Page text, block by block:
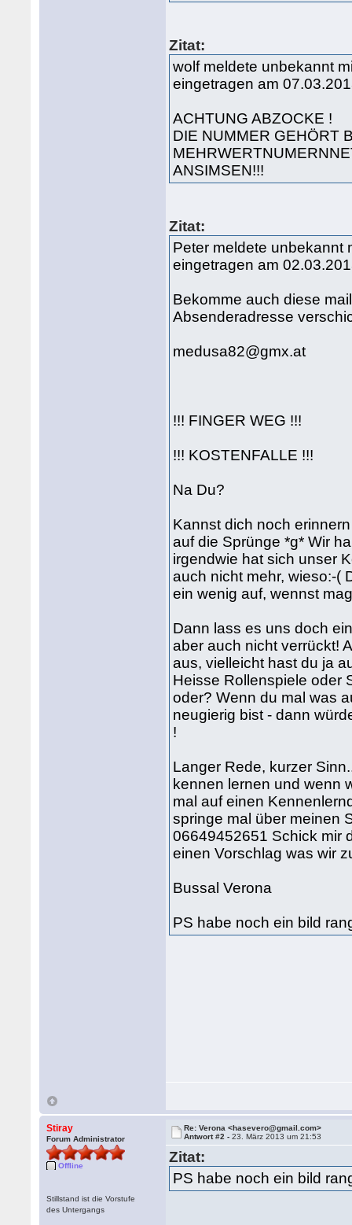
Zitat:
wolf meldete unbekannt
eingetragen am
ACHTUNG ABZOCKE !
DIE NUMMER GEHÖRT
ANSIMSEN!!!
Zitat:
Peter meldete unbekannt
eingetragen am
Bekomme auch diese
Absenderadresse
medusa82@gmx.at
!!! FINGER WEG !!!
!!! KOSTENFALLE !!!
Na Du?
Kannst dich noch
auf die Sprünge *g* Wir
irgendwie hat sich unser
auch nicht mehr, wieso:-(
ein wenig auf, wennst
Dann lass es uns doch
aber auch nicht verrückt!
aus, vielleicht hast du ja
Heisse Rollenspiele oder
oder? Wenn du mal was
neugierig bist - dann
!
Langer Rede, kurzer
kennen lernen und wenn
mal auf einen
springe mal über meinen
06649452651 Schick mir
einen Vorschlag was wir
Bussal Verona
PS habe noch ein bild
Stiray
Forum Administrator
Offline
Stillstand ist die Vorstufe
des Untergangs
Re: Verona <hasevero@gmail.com>
Antwort #2 -23. März 2013 um 21:53
Zitat:
PS habe noch ein bild